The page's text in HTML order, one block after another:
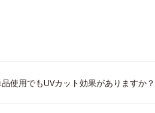
使用でもUVカット効果がありますか？